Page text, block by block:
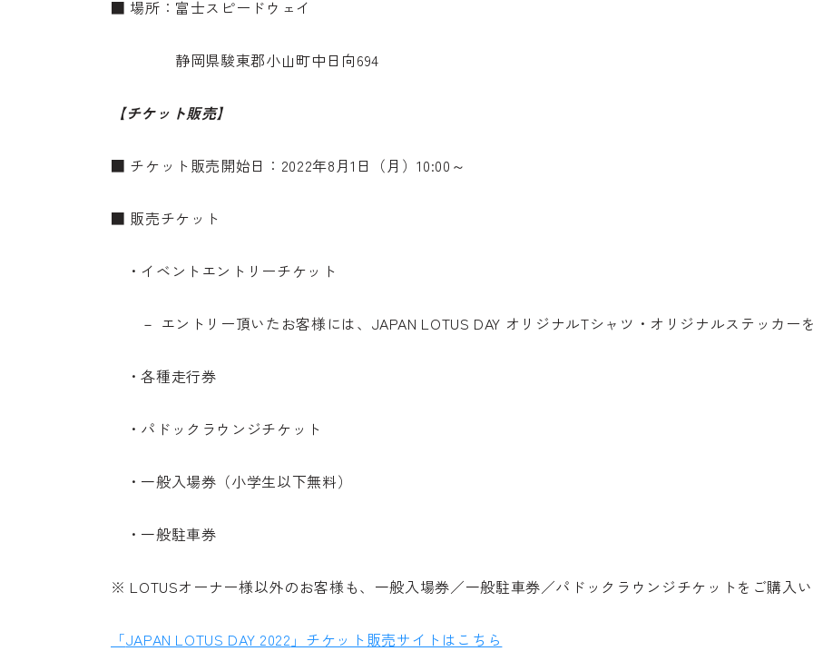
■ 場所：富士スピードウェイ
静岡県駿東郡小山町中日向694
【チケット販売】
■ チケット販売開始日：2022年8月1日（月）10:00～
■ 販売チケット
・イベントエントリーチケット
－ エントリー頂いたお客様には、JAPAN LOTUS DAY オリジナルTシャツ・オリジナルステッカー
・各種走行券
・パドックラウンジチケット
・一般入場券（小学生以下無料）
・一般駐車券
※ LOTUSオーナー様以外のお客様も、一般入場券／一般駐車券／パドックラウンジチケットをご購入い
「JAPAN LOTUS DAY 2022 」チケット販売サイトはこちら